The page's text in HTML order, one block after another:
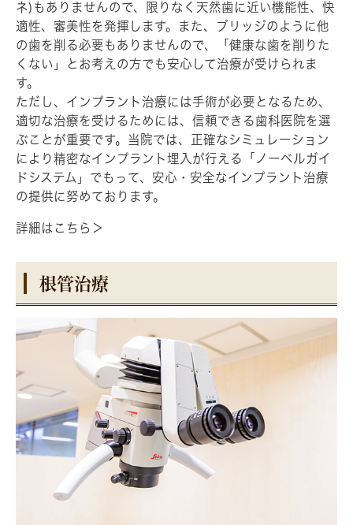
ネ)もありませんので、限りなく天然歯に近い機能性、快
適性、審美性を発揮します。また、ブリッジのように他
の歯を削る必要もありませんので、「健康な歯を削りた
くない」とお考えの方でも安心して治療が受けられま
す。
ただし、インプラント治療には手術が必要となるため、
適切な治療を受けるためには、信頼できる歯科医院を選
ぶことが重要です。当院では、正確なシミュレーション
により精密なインプラント埋入が行える「ノーベルガイ
ドシステム」でもって、安心・安全なインプラント治療
の提供に努めております。
詳細はこちら＞
根管治療